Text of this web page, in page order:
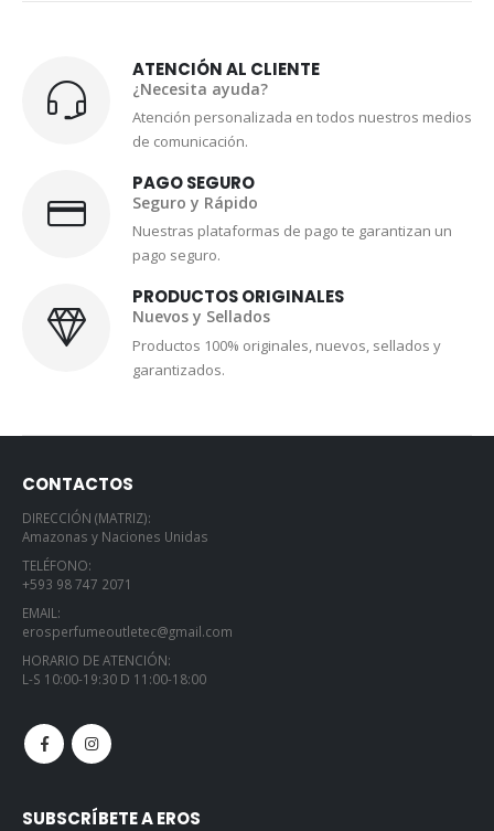
ATENCIÓN AL CLIENTE
¿Necesita ayuda?
Atención personalizada en todos nuestros medios
de comunicación.
PAGO SEGURO
Seguro y Rápido
Nuestras plataformas de pago te garantizan un
pago seguro.
PRODUCTOS ORIGINALES
Nuevos y Sellados
Productos 100% originales, nuevos, sellados y
garantizados.
CONTACTOS
DIRECCIÓN (MATRIZ):
Amazonas y Naciones Unidas
TELÉFONO:
+593 98 747 2071
EMAIL:
erosperfumeoutletec@gmail.com
HORARIO DE ATENCIÓN:
L-S 10:00-19:30 D 11:00-18:00
SUBSCRÍBETE A EROS